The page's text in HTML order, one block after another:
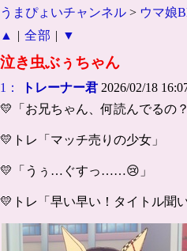
うまぴょいチャンネル > ウマ娘
▲
| 全部 | ▼
泣き虫ぶぅちゃん
1： トレーナー君 2026/02/18
💛「お兄ちゃん、何読んでるの？
💛トレ「マッチ売りの少女」
💛「うぅ…ぐすっ……😢」
💛トレ「早い早い！タイトル聞